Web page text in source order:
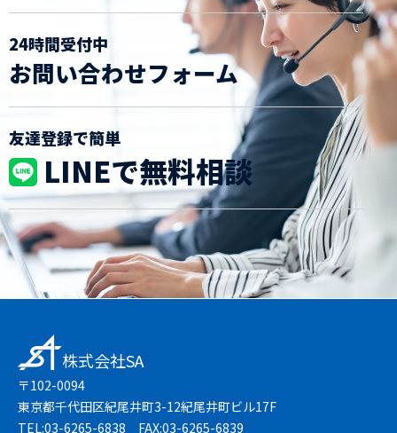
24時間受付中
お問い合わせフォーム
友達登録で簡単
LINEで無料相談
株式会社SA
〒102-0094
東京都千代田区紀尾井町3-12紀尾井町ビル17F
TEL:03-6265-6838 FAX:03-6265-6839